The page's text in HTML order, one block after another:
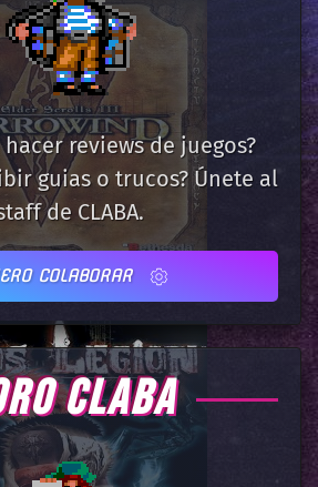
hacer reviews de juegos?
guias o trucos? Únete al
de CLABA.
COLABORAR
CLABA